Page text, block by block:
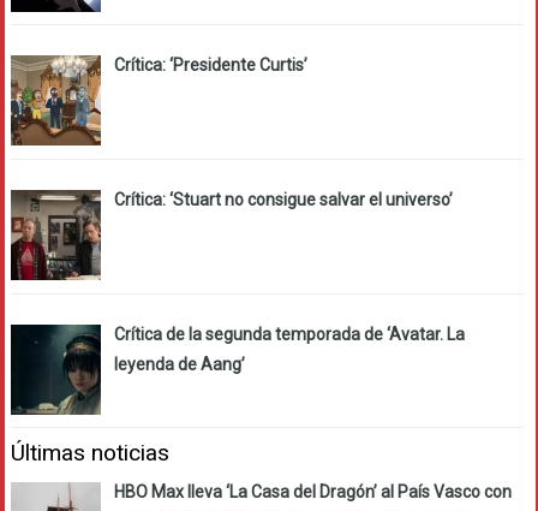
Crítica: ‘Presidente Curtis’
Crítica: ‘Stuart no consigue salvar el universo’
Crítica de la segunda temporada de ‘Avatar. La
leyenda de Aang’
Últimas noticias
HBO Max lleva ‘La Casa del Dragón’ al País Vasco con